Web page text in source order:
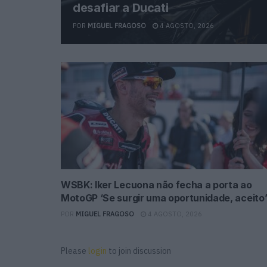
desafiar a Ducati
POR MIGUEL FRAGOSO 4 AGOSTO, 2026
WSBK: Iker Lecuona não fecha a porta ao
MotoGP ‘Se surgir uma oportunidade, aceito’
MIGUEL FRAGOSO 4 AGOSTO, 2026
Please login to join discussion